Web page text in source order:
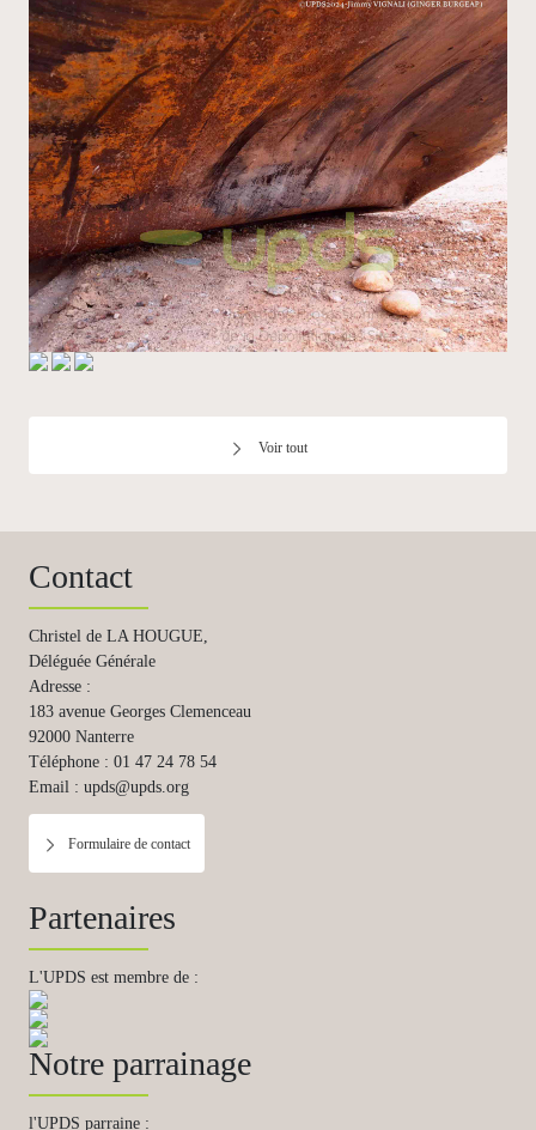
Voir tout
Contact
Christel de LA HOUGUE,
Déléguée Générale
Adresse :
183 avenue Georges Clemenceau
92000 Nanterre
Téléphone : 01 47 24 78 54
Email : upds@upds.org
Formulaire de contact
Partenaires
L'UPDS est membre de :
Notre parrainage
l'UPDS parraine :